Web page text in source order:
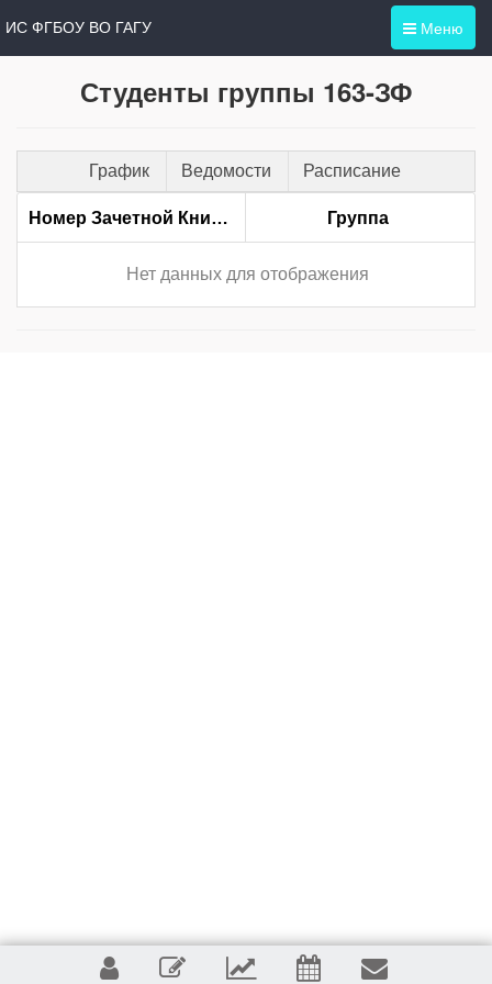
Меню
ИС ФГБОУ ВО ГАГУ
Студенты группы 163-ЗФ
График Ведомости Расписание
Номер Зачетной Книжки Группа
Нет данных для отображения